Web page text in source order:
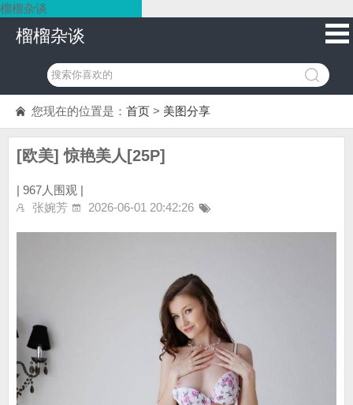
榴榴杂谈
榴榴杂谈
您现在的位置是： 首页 > 美图分享
[欧美] 惊艳美人[25P]
| 967人围观 |
张婉芳
2026-06-01 20:42:26